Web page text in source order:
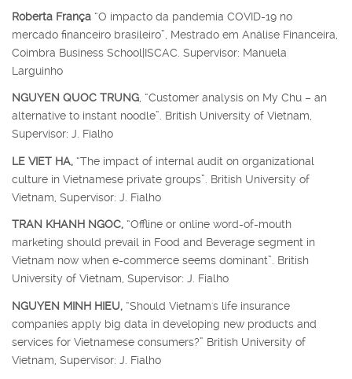
Roberta França “O impacto da pandemia COVID-19 no
mercado financeiro brasileiro”, Mestrado em Análise Financeira,
Coimbra Business School|ISCAC. Supervisor: Manuela
Larguinho
NGUYEN QUOC TRUNG , “Customer analysis on My Chu – an
alternative to instant noodle”. British University of Vietnam,
Supervisor: J. Fialho
LE VIET HA, “The impact of internal audit on organizational
culture in Vietnamese private groups”. British University of
Vietnam, Supervisor: J. Fialho
TRAN KHANH NGOC, “Offline or online word-of-mouth
marketing should prevail in Food and Beverage segment in
Vietnam now when e-commerce seems dominant”. British
University of Vietnam, Supervisor: J. Fialho
NGUYEN MINH HIEU, “Should Vietnam's life insurance
companies apply big data in developing new products and
services for Vietnamese consumers?” British University of
Vietnam, Supervisor: J. Fialho